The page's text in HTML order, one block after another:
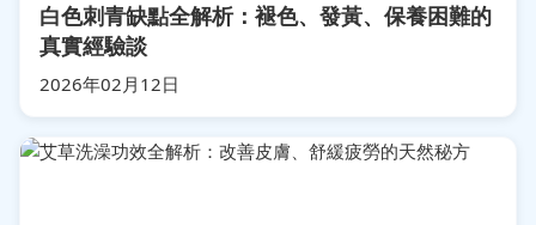
白色刺青缺點全解析：褪色、發黃、保養困難的
真實經驗談
2026年02月12日